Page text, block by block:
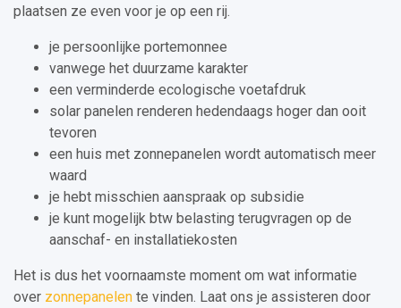
plaatsen ze even voor je op een rij.
je persoonlijke portemonnee
vanwege het duurzame karakter
een verminderde ecologische voetafdruk
solar panelen renderen hedendaags hoger dan ooit
tevoren
een huis met zonnepanelen wordt automatisch meer
waard
je hebt misschien aanspraak op subsidie
je kunt mogelijk btw belasting terugvragen op de
aanschaf- en installatiekosten
Het is dus het voornaamste moment om wat informatie
over zonnepanelen te vinden. Laat ons je assisteren door